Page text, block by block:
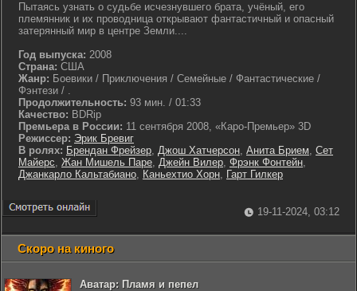
Пытаясь узнать о судьбе исчезнувшего брата, учёный, его
племянник и их проводница открывают фантастичный и опасный
затерянный мир в центре Земли....
Год выпуска: 2008
Страна: США
Жанр: Боевики / Приключения / Семейные / Фантастические /
Фэнтези / .
Продолжительность: 93 мин. / 01:33
Качество: BDRip
Премьера в России: 11 сентября 2008, «Каро-Премьер» 3D
Режиссер: Эрик Бревиг
В ролях: Брендан Фрейзер, Джош Хатчерсон, Анита Брием, Сет
Майерс, Жан Мишель Паре, Джейн Вилер, Фрэнк Фонтейн,
Джанкарло Кальтабиано, Каньехтио Хорн, Гарт Гилкер
19-11-2024, 03:12
Скоро на киного
Аватар: Пламя и пепел